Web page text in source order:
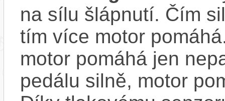
na sílu šlápnutí. Čím
tím více motor
motor pomáhá jen
pedálu silně, motor